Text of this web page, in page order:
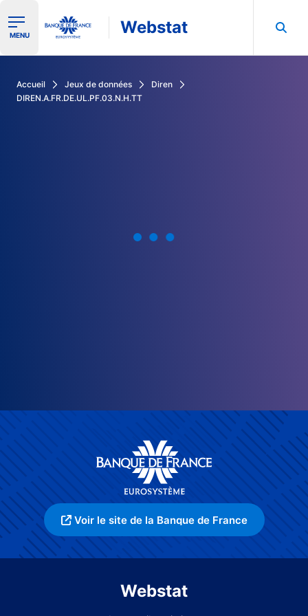
Ouvrir le menu de navigation
MENU Webstat
Accueil Jeux de données
Diren
DIREN.A.FR.DE.UL.PF.03.N.H.TT
Voir le site de la Banque de France
Webstat